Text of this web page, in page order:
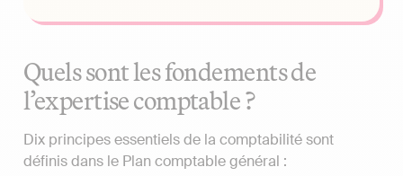
Quels sont les fondements de
l’expertise comptable ?
Dix principes essentiels de la comptabilité sont
définis dans le Plan comptable général :